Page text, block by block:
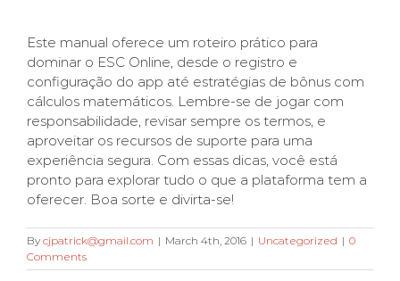
Este manual oferece um roteiro prático para
dominar o ESC Online, desde o registro e
configuração do app até estratégias de bônus com
cálculos matemáticos. Lembre-se de jogar com
responsabilidade, revisar sempre os termos, e
aproveitar os recursos de suporte para uma
experiência segura. Com essas dicas, você está
pronto para explorar tudo o que a plataforma tem a
oferecer. Boa sorte e divirta-se!
By cjpatrick@gmail.com | March 4th, 2016 | Uncategorized | 0
Comments